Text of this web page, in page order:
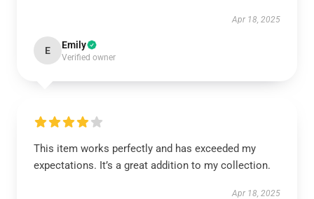
Apr 18, 2025
E Emily
Verified owner
This item works perfectly and has exceeded my
expectations. It’s a great addition to my collection.
Apr 18, 2025